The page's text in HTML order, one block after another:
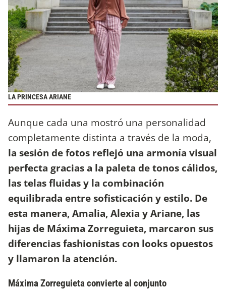
LA PRINCESA ARIANE
Aunque cada una mostró una personalidad
completamente distinta a través de la moda,
la sesión de fotos reflejó una armonía visual
perfecta gracias a la paleta de tonos cálidos,
las telas fluidas y la combinación
equilibrada entre sofisticación y estilo. De
esta manera, Amalia, Alexia y Ariane, las
hijas de Máxima Zorreguieta, marcaron sus
diferencias fashionistas con looks opuestos
y llamaron la atención.
Máxima Zorreguieta convierte al conjunto